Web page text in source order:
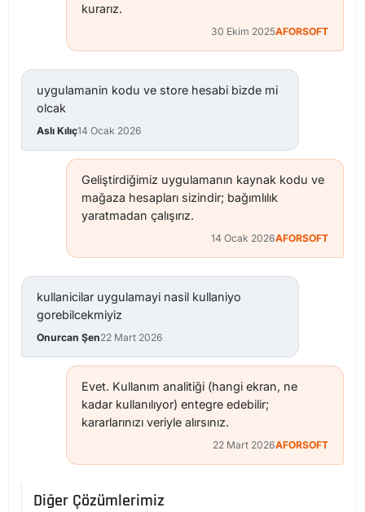
kurarız.
30 Ekim 2025AFORSOFT
uygulamanin kodu ve store hesabi bizde mi
olcak
Aslı Kılıç14 Ocak 2026
Geliştirdiğimiz uygulamanın kaynak kodu ve
mağaza hesapları sizindir; bağımlılık
yaratmadan çalışırız.
14 Ocak 2026AFORSOFT
kullanicilar uygulamayi nasil kullaniyo
gorebilcekmiyiz
Onurcan Şen22 Mart 2026
Evet. Kullanım analitiği (hangi ekran, ne
kadar kullanılıyor) entegre edebilir;
kararlarınızı veriyle alırsınız.
22 Mart 2026AFORSOFT
Diğer Çözümlerimiz